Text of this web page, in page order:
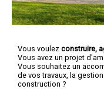
Vous voulez construire,
Vous avez un projet
Vous souhaitez un
de vos travaux, la
construction ?